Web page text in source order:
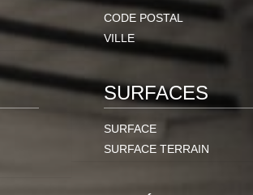
CODE POSTAL
VILLE
SURFACES
SURFACE
SURFACE TERRAIN